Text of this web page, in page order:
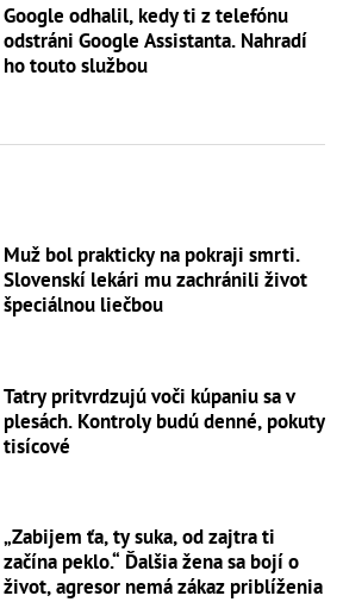
Google odhalil, kedy ti z telefónu
odstráni Google Assistanta. Nahradí
ho touto službou
Muž bol prakticky na pokraji smrti.
Slovenskí lekári mu zachránili život
špeciálnou liečbou
Tatry pritvrdzujú voči kúpaniu sa v
plesách. Kontroly budú denné, pokuty
tisícové
„Zabijem ťa, ty suka, od zajtra ti
začína peklo.“ Ďalšia žena sa bojí o
život, agresor nemá zákaz priblíženia